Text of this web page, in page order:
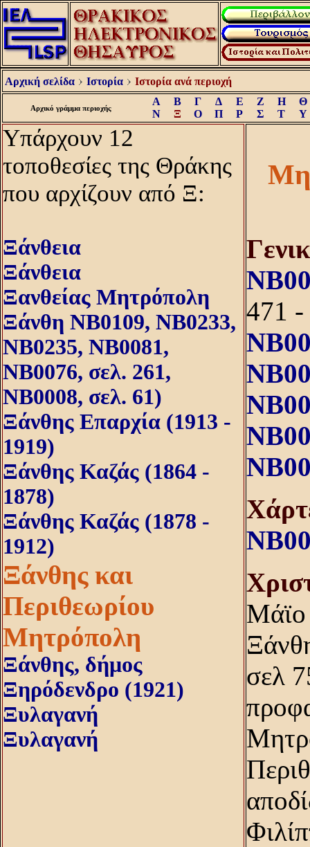
Αρχική σελίδα Ιστορία Ιστορία ανά περιοχή
Αρχικό γράμμα περιοχής
Α Β Γ Δ Ε Ζ Η
Θ
Ν
Ξ Ο Π Ρ Σ Τ Υ
Υπάρχουν 12
τοποθεσίες της Θράκης
που αρχίζουν από Ξ:
Ξάνθεια
Ξάνθεια
Ξανθείας Μητρόπολη
Ξάνθη NB0109, NB0233,
NB0235, NB0081,
NB0076, σελ. 261,
NB0008, σελ. 61)
Ξάνθης Επαρχία (1913 -
1919)
Ξάνθης Καζάς (1864 -
1878)
Ξάνθης Καζάς (1878 -
1912)
Ξάνθης και
Περιθεωρίου
Μητρόπολη
Ξάνθης, δήμος
Ξηρόδενδρο (1921)
Ξυλαγανή
Ξυλαγανή
471 -
σελ